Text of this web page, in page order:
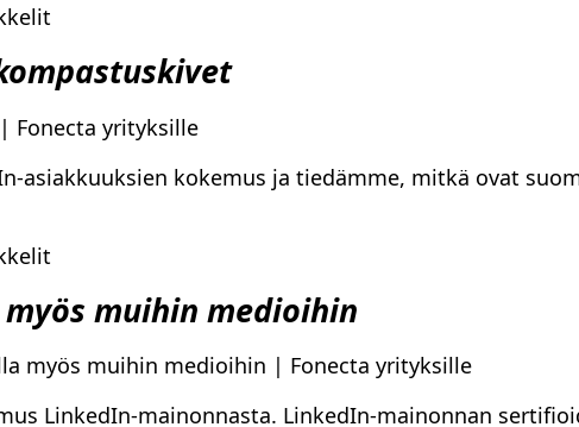
Fonecta yrityksille
asiakkuuksien kokemus ja tiedämme, mitkä ovat
muihin medioihin
myös muihin medioihin | Fonecta yrityksille
LinkedIn-mainonnasta. LinkedIn-mainonnan